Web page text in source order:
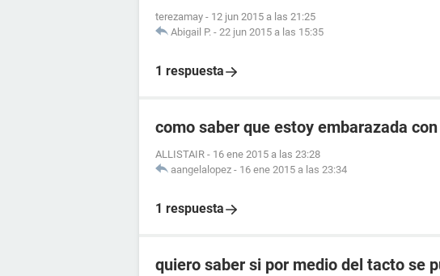
terezamay - 12 jun 2015 a las 21:25
Abigail P. - 22 jun 2015 a las 15:35
1 respuesta
como saber que estoy embarazada
ALLISTAIR - 16 ene 2015 a las 23:28
aangelalopez - 16 ene 2015 a las 23:34
1 respuesta
quiero saber si por medio del tacto se